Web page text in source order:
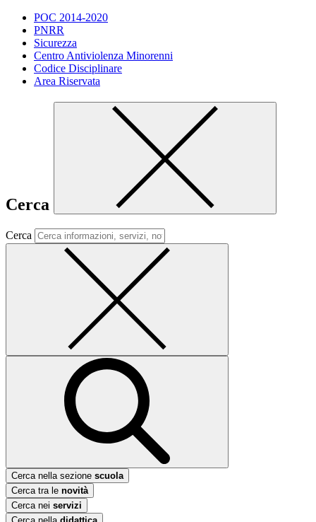
POC 2014-2020
PNRR
Sicurezza
Centro Antiviolenza Minorenni
Codice Disciplinare
Area Riservata
Cerca
Cerca
Cerca nella sezione scuola
Cerca tra le novità
Cerca nei servizi